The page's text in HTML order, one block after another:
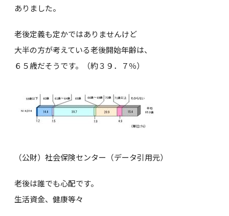
ありました。
老後定義も定かではありませんけど
大半の方が考えている老後開始年齢は、
６５歳だそうです。（約３９．７％）
（公財）社会保険センター（データ引用元）
老後は誰でも心配です。
生活資金、健康等々